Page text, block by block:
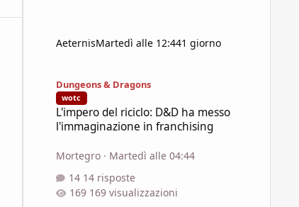
AeternisMartedì alle 12:441 giorno
Dungeons & Dragons
wotc
L'impero del riciclo: D&D ha messo
l'immaginazione in franchising
Mortegro· Martedì alle 04:44
14 risposte
169 visualizzazioni